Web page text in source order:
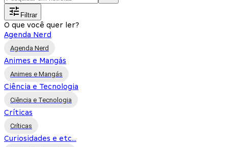
Filtrar
O que você quer ler?
Agenda Nerd
Agenda Nerd
Animes e Mangás
Animes e Mangás
Ciência e Tecnologia
Ciência e Tecnologia
Críticas
Críticas
Curiosidades e etc...